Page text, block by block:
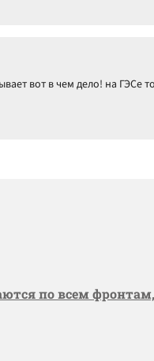
вот в чем дело! на ГЭСе
по всем